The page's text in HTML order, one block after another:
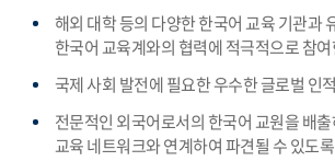
해외 대학 등의 다양한 한국어 교육 기관과
한국어 교육계와의 협력에 적극적으로 참
국제 사회 발전에 필요한 우수한 글로벌 인
전문적인 외국어로서의 한국어 교원을 배
교육 네트워크와 연계하여 파견될 수 있도